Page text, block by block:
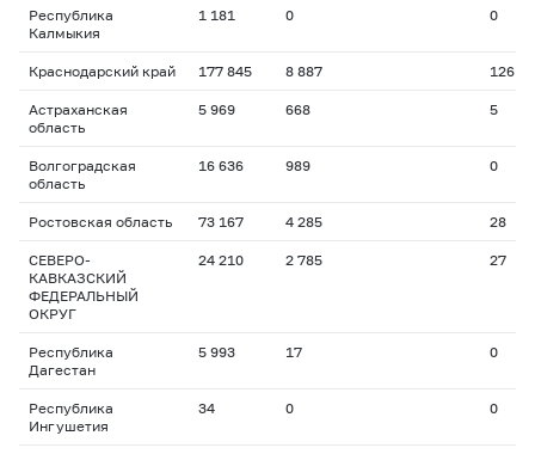
Республика
Калмыкия
1 181 0 0
Краснодарский край 177 845 8 887 126
Астраханская
область
5 969 668 5
Волгоградская
область
16 636 989 0
Ростовская область 73 167 4 285 28
СЕВЕРО-
КАВКАЗСКИЙ
ФЕДЕРАЛЬНЫЙ
ОКРУГ
24 210 2 785 27
Республика
Дагестан
5 993 17 0
Республика
Ингушетия
34 0 0